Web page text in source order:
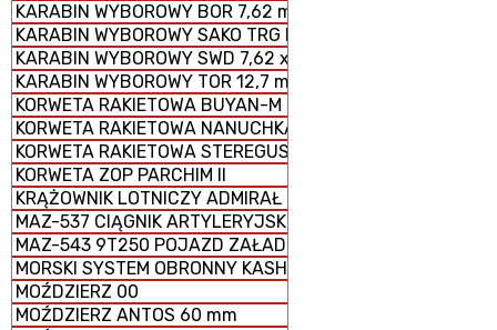
KARABIN WYBOROWY BOR 7,62 mm
KARABIN WYBOROWY SAKO TRG M 10
KARABIN WYBOROWY SWD 7,62 x 54 mm R
KARABIN WYBOROWY TOR 12,7 mm
KORWETA RAKIETOWA BUYAN-M
KORWETA RAKIETOWA NANUCHKA III
KORWETA RAKIETOWA STEREGUSCHIY
KORWETA ZOP PARCHIM II
KRĄŻOWNIK LOTNICZY ADMIRAŁ KUZNIECOW
MAZ-537 CIĄGNIK ARTYLERYJSKI
MAZ-543 9T250 POJAZD ZAŁADOWCZY
MORSKI SYSTEM OBRONNY KASHTAN
MOŹDZIERZ 00
MOŹDZIERZ ANTOS 60 mm